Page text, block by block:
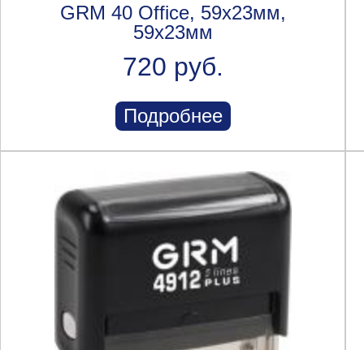
GRM 40 Office, 59х23мм,
59x23мм
720 руб.
Подробнее